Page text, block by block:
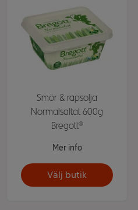
Smör & rapsolja
Normalsaltat 600g
Bregott®
Mer info
Välj butik